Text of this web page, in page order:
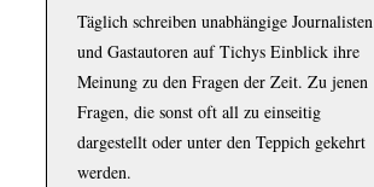
Täglich schreiben unabhängige Journalisten
und Gastautoren auf Tichys Einblick ihre
Meinung zu den Fragen der Zeit. Zu jenen
Fragen, die sonst oft all zu einseitig
dargestellt oder unter den Teppich gekehrt
werden.